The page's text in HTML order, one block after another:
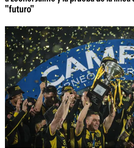
"futuro"